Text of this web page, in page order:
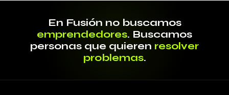
En Fusión no buscamos
emprendedores. Buscamos
personas que quieren resolver
problemas.